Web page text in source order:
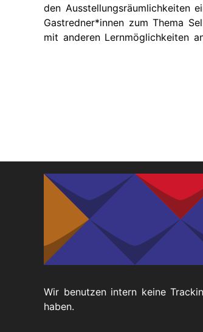
den Ausstellungsräumlichkeiten
Gastredner*innen zum Thema
mit anderen Lernmöglichkeiten
Fußbereich
Datenschutz
Wir benutzen intern keine
haben.